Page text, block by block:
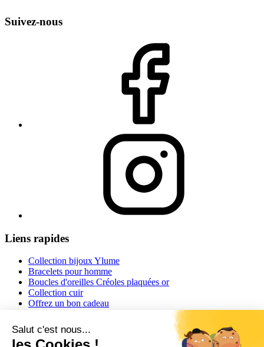
Suivez-nous
Liens rapides
Collection bijoux Ylume
Bracelets pour homme
Boucles d'oreilles Créoles plaquées or
Collection cuir
Offrez un bon cadeau
Informations